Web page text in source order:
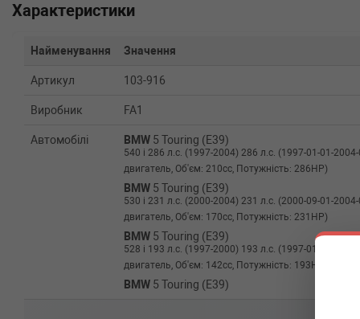
Характеристики
Найменування Значення
Артикул 103-916
Виробник FA1
Автомобілі BMW 5 Touring (E39)
540 i 286 л.с. (1997-2004) 286 л.с. (1997-01-01-
двигатель, Об'єм: 210cc, Потужність: 286HP)
BMW 5 Touring (E39)
530 i 231 л.с. (2000-2004) 231 л.с. (2000-09-01-
двигатель, Об'єм: 170cc, Потужність: 231HP)
BMW 5 Touring (E39)
528 i 193 л.с. (1997-2000) 193 л.с. (1997-01-01-
двигатель, Об'єм: 142cc, Потужність: 193HP)
BMW 5 Touring (E39)